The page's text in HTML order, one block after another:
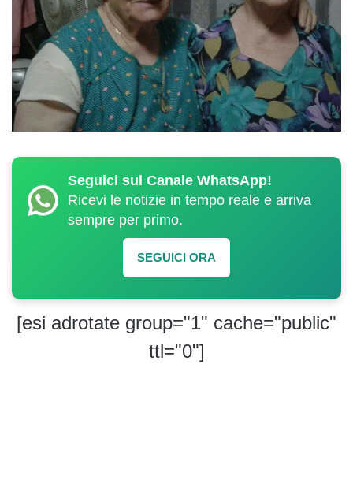
Seguici sul Canale WhatsApp!
Ricevi le notizie in tempo reale e arriva
sempre per primo.
SEGUICI ORA
[esi adrotate group="1" cache="public"
ttl="0"]